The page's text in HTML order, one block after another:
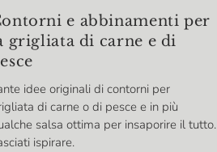
e abbinamenti per
grigliata di carne e di
idee originali di contorni per
di carne o di pesce e in più
salsa ottima per insaporire il tutto.
ispirare.